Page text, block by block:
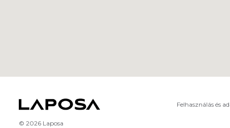
Felhasználás és
© 2026 Laposa